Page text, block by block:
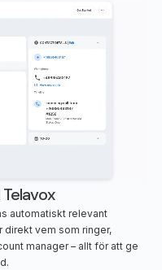
automatiskt relevant
direkt vem som ringer,
manager – allt för att ge